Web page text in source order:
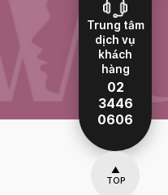
Trung tâm
dịch vụ
khách
hàng
02
3446
0606
▲
TOP